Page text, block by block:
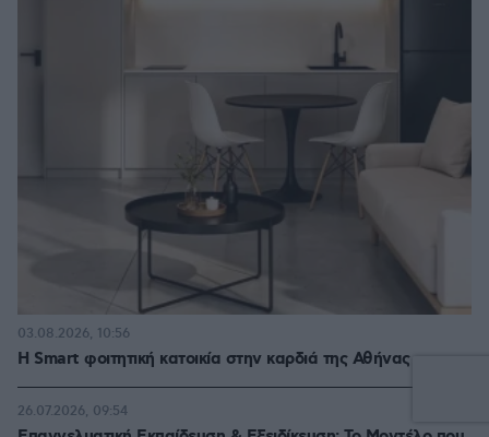
Η Smart φοιτητική κατοικία στην καρδιά της Αθήνας
03.08.2026, 10:56
26.07.2026, 09:54